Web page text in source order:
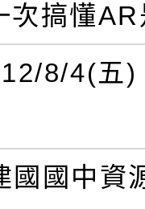
次搞懂
8/4(五
國國中資